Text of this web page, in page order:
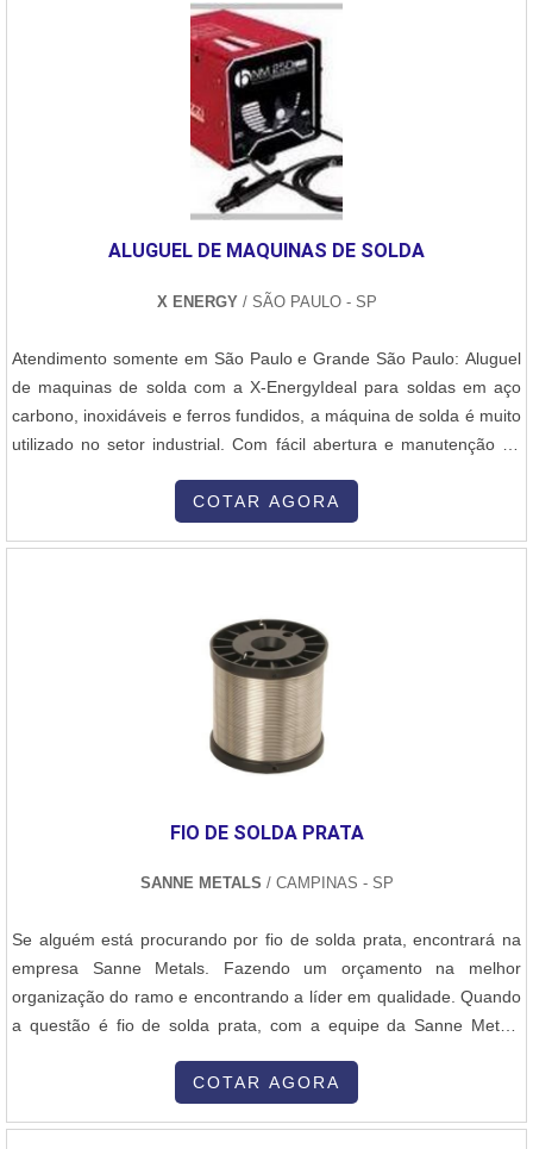
ALUGUEL DE MAQUINAS DE SOLDA
X ENERGY/ SÃO PAULO - SP
Atendimento somente em São Paulo e Grande São Paulo: Aluguel
de maquinas de solda com a X-EnergyIdeal para soldas em aço
carbono, inoxidáveis e ferros fundidos, a máquina de solda é muito
utilizado no setor industrial. Com fácil abertura e manutenção do
facilitar a locomoção do equipamento em ambientes diversos.
Entre os benefícios proporcionados pelo aluguel de equipamentos
COTAR AGORA
FIO DE SOLDA PRATA
SANNE METALS / CAMPINAS - SP
Se alguém está procurando por fio de solda prata, encontrará na
empresa Sanne Metals. Fazendo um orçamento na melhor
organização do ramo e encontrando a líder em qualidade. Quando
a questão é fio de solda prata, com a equipe da Sanne Metals
durabilidade.MAIS INFORMAÇÕES INTERESSANTES SOBRE FIO
COTAR AGORA